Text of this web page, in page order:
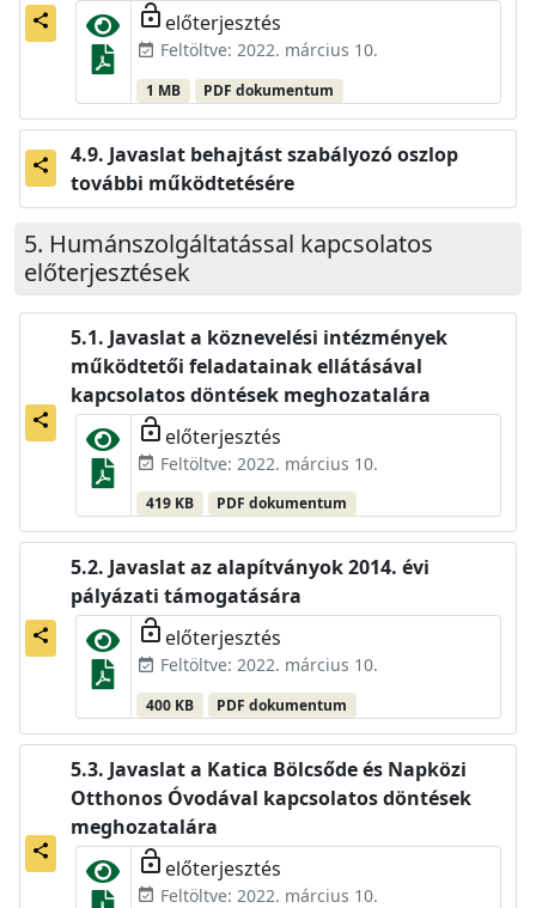
share lock_open előterjesztés
event_available Feltöltve: 2022. március 10.
1 MB PDF dokumentum
share
Javaslat behajtást szabályozó oszlop
további működtetésére
Humánszolgáltatással kapcsolatos
előterjesztések
share
Javaslat a köznevelési intézmények
működtetői feladatainak ellátásával
kapcsolatos döntések meghozatalára
lock_open előterjesztés
event_available Feltöltve: 2022. március 10.
419 KB PDF dokumentum
share
Javaslat az alapítványok 2014. évi
pályázati támogatására
lock_open előterjesztés
event_available Feltöltve: 2022. március 10.
400 KB PDF dokumentum
share
Javaslat a Katica Bölcsőde és Napközi
Otthonos Óvodával kapcsolatos döntések
meghozatalára
lock_open előterjesztés
event_available Feltöltve: 2022. március 10.